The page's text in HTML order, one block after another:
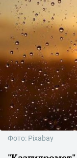
Фото: Pixabay